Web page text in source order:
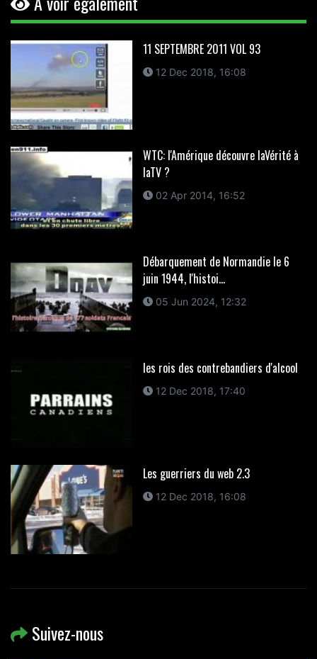
11 SEPTEMBRE 2011 VOL 93
12 Dec 2018, 16:08
WTC: l'Amérique découvre laVérité à
laTV ?
02 Apr 2014, 16:52
Débarquement de Normandie le 6
juin 1944, l'histoi...
05 Jun 2024, 12:32
les rois des contrebandiers d'alcool
12 Dec 2018, 17:40
Les guerriers du web 2.3
12 Dec 2018, 16:08
Suivez-nous